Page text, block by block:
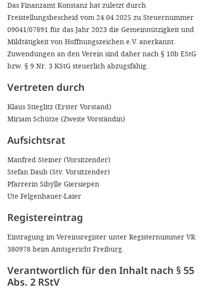
Das Finanzamt Konstanz hat zuletzt durch
Freistellungsbescheid vom 24.04.2025 zu Steuernummer
09041/07891 für das Jahr 2023 die Gemeinnützigkeit und
Mildtätigkeit von Hoffnungszeichen e.V. anerkannt.
Zuwendungen an den Verein sind daher nach § 10b EStG
bzw. § 9 Nr. 3 KStG steuerlich abzugsfähig.
Vertreten durch
Klaus Stieglitz (Erster Vorstand)
Miriam Schütze (Zweite Vorständin)
Aufsichtsrat
Manfred Steiner (Vorsitzender)
Stefan Daub (Stv. Vorsitzender)
Pfarrerin Sibylle Giersiepen
Ute Felgenhauer-Laier
Registereintrag
Eintragung im Vereinsregister unter Registernummer VR
380978 beim Amtsgericht Freiburg.
Verantwortlich für den Inhalt nach § 55
Abs. 2 RStV